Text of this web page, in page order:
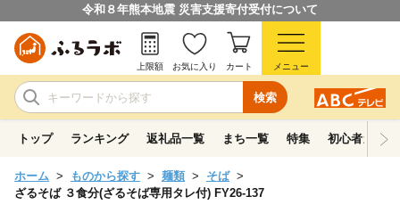
令和８年熊本地震 災害支援寄付受付について
検索
上限額 お気に入り カート メニュー
トップ ランキング 返礼品一覧 まち一覧 特集 初心者ガイド
ホーム ものから探す 麺類
そば
ざるそば ３食分(ざるそば専用タレ付) FY26-137